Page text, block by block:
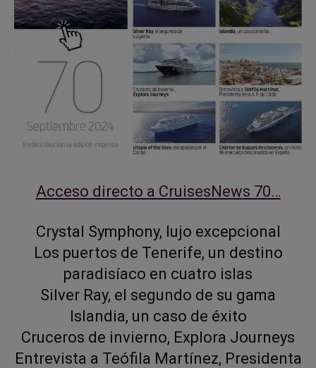
Acceso directo a CruisesNews 70…
Crystal Symphony, lujo excepcional
Los puertos de Tenerife, un destino
paradisíaco en cuatro islas
Silver Ray, el segundo de su gama
Islandia, un caso de éxito
Cruceros de invierno, Explora Journeys
Entrevista a Teófila Martínez, Presidenta